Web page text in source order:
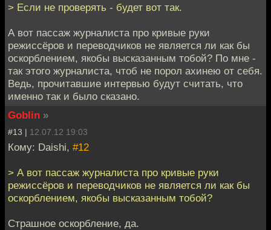
> Если не проверять - будет вот так.
А вот пассаж журналиста про кривые руки
режиссёров и переводчиков не является ли как бы
оскорблением, якобы высказанным тобой? По мне -
так этого журналиста, чтоб не порол ахинею от себя.
Ведь, прочитавшие интервью будут считать, что
именно так и было сказано.
Goblin »
#13 | 12.07.12 19:03
Кому: Daishi, #12
> А вот пассаж журналиста про кривые руки
режиссёров и переводчиков не является ли как бы
оскорблением, якобы высказанным тобой?
Страшное оскорбление, да.